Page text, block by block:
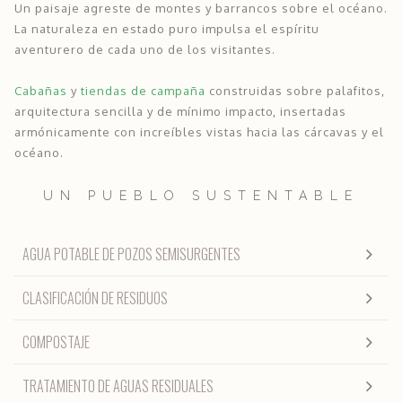
Un paisaje agreste de montes y barrancos sobre el océano.
La naturaleza en estado puro impulsa el espíritu
aventurero de cada uno de los visitantes.
Cabañas ytiendas de campaña construidas sobre palafitos,
arquitectura sencilla y de mínimo impacto, insertadas
armónicamente con increíbles vistas hacia las cárcavas y el
océano.
UN PUEBLO SUSTENTABLE
AGUA POTABLE DE POZOS SEMISURGENTES
CLASIFICACIÓN DE RESIDUOS
COMPOSTAJE
TRATAMIENTO DE AGUAS RESIDUALES